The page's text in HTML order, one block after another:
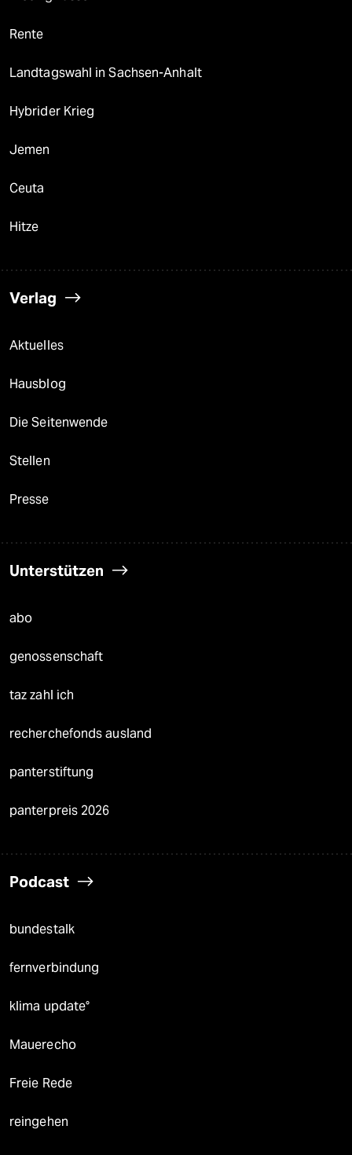
Rente
Landtagswahl in Sachsen-Anhalt
Hybrider Krieg
Jemen
Ceuta
Hitze
Verlag
Aktuelles
Hausblog
Die Seitenwende
Stellen
Presse
Unterstützen
abo
genossenschaft
taz zahl ich
recherchefonds ausland
panterstiftung
panterpreis 2026
Podcast
bundestalk
fernverbindung
klima update°
Mauerecho
Freie Rede
reingehen